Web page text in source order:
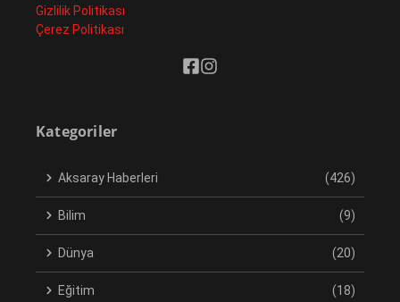
Gizlilik Politikası
Çerez Politikası
Kategoriler
Aksaray Haberleri (426)
Bilim (9)
Dünya (20)
Eğitim (18)